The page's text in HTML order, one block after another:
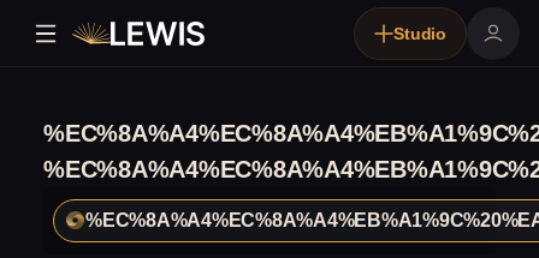
Studio